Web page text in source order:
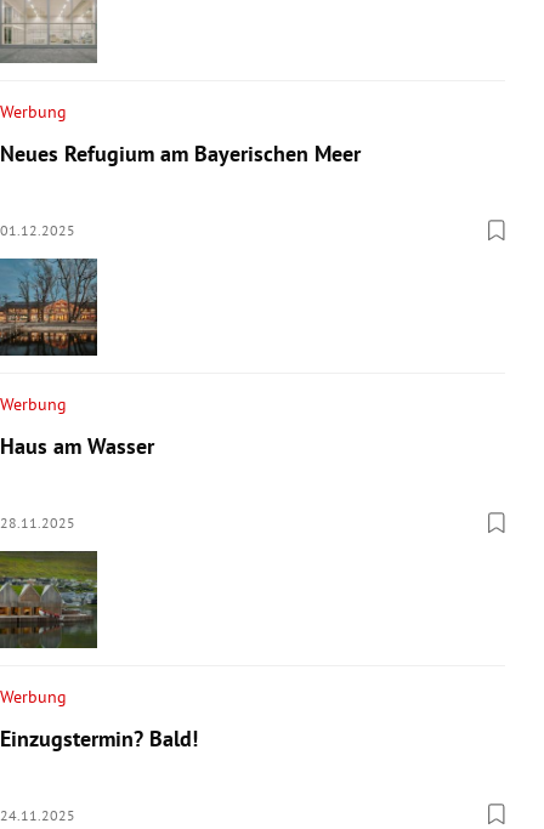
Werbung
Neues Refugium am Bayerischen Meer
01.12.2025
Werbung
Haus am Wasser
28.11.2025
Werbung
Einzugstermin? Bald!
24.11.2025